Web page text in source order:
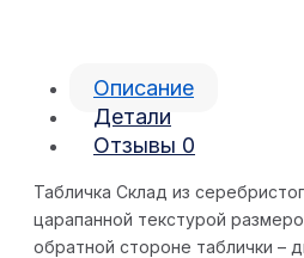
Описание
Детали
Отзывы 0
Табличка Склад из
царапанной текстурой
обратной стороне таблички –